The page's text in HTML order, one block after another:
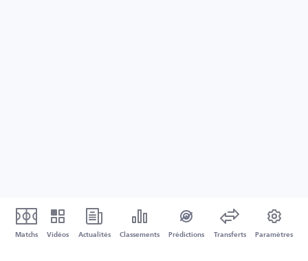
Matchs Vidéos Actualités Classements Prédictions Transferts Paramètres